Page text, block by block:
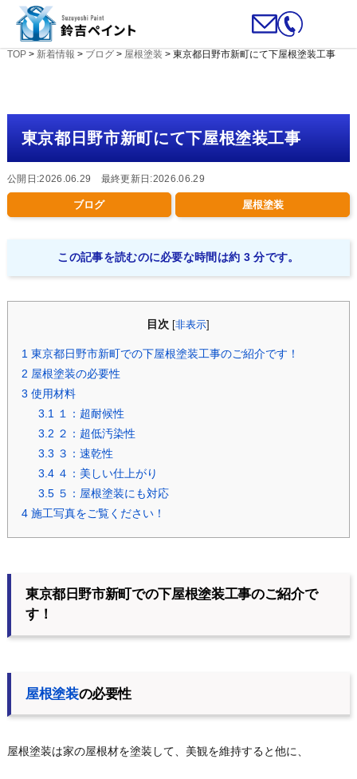
TOP> 新着情報 > ブログ> 屋根塗装 > 東京都日野市新町にて下屋根塗装工事
東京都日野市新町にて下屋根塗装工事
公開日:2026.06.29 最終更新日:2026.06.29
ブログ 屋根塗装
この記事を読むのに必要な時間は約 3 分です。
目次 [非表示
1 東京都日野市新町での下屋根塗装工事のご紹介です！
2 屋根塗装の必要性
3 使用材料
3.1
１：超耐候性
3.2 ２：超低汚染性
3.3 ３：速乾性
3.4４：美しい仕上がり
3.5５：屋根塗装にも対応
4施工写真をご覧ください！
東京都日野市新町での下屋根塗装工事のご紹介で
す！
屋根塗装の必要性
屋根塗装は家の屋根材を塗装して、美観を維持すると他に、